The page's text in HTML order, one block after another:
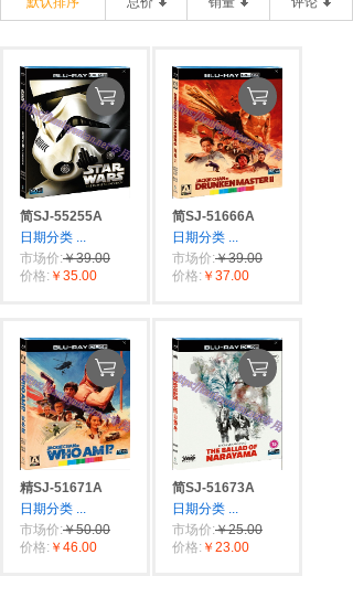
简SJ-55255A
日期分类 ...
市场价:￥39.00
价格: ￥35.00
简SJ-51666A
日期分类 ...
市场价:￥39.00
价格: ￥37.00
精SJ-51671A
日期分类 ...
市场价:￥50.00
价格: ￥46.00
简SJ-51673A
日期分类 ...
市场价:￥25.00
价格: ￥23.00